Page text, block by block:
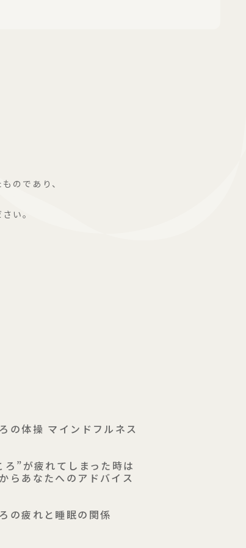
のであり、
い。
の体操 マインドフルネス
ろ”が疲れてしまった時は
らあなたへのアドバイス
の疲れと睡眠の関係